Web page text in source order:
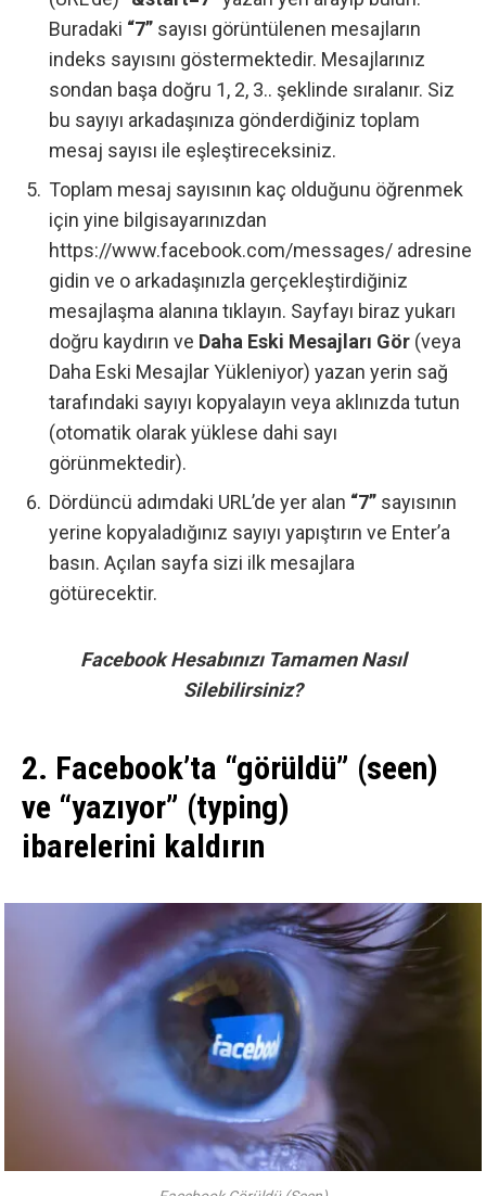
Buradaki “7” sayısı görüntülenen mesajların
indeks sayısını göstermektedir. Mesajlarınız
sondan başa doğru 1, 2, 3.. şeklinde sıralanır. Siz
bu sayıyı arkadaşınıza gönderdiğiniz toplam
mesaj sayısı ile eşleştireceksiniz.
Toplam mesaj sayısının kaç olduğunu öğrenmek
için yine bilgisayarınızdan
https://www.facebook.com/messages/ adresine
gidin ve o arkadaşınızla gerçekleştirdiğiniz
mesajlaşma alanına tıklayın. Sayfayı biraz yukarı
doğru kaydırın ve Daha Eski Mesajları Gör (veya
Daha Eski Mesajlar Yükleniyor) yazan yerin sağ
tarafındaki sayıyı kopyalayın veya aklınızda tutun
(otomatik olarak yüklese dahi sayı
görünmektedir).
Dördüncü adımdaki URL’de yer alan “7” sayısının
yerine kopyaladığınız sayıyı yapıştırın ve Enter’a
basın. Açılan sayfa sizi ilk mesajlara
götürecektir.
Facebook Hesabınızı Tamamen Nasıl
Silebilirsiniz?
2. Facebook’ta “görüldü” (seen)
ve “yazıyor” (typing)
ibarelerini kaldırın